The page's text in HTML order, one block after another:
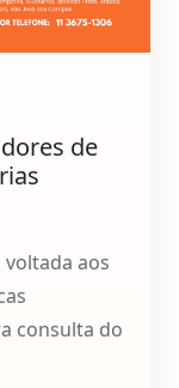
de
aos
consulta do